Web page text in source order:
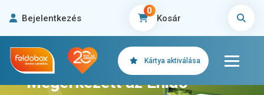
Bejelentkezés Kosár
0
Kártya aktiválása
Megérkezett az Énidő